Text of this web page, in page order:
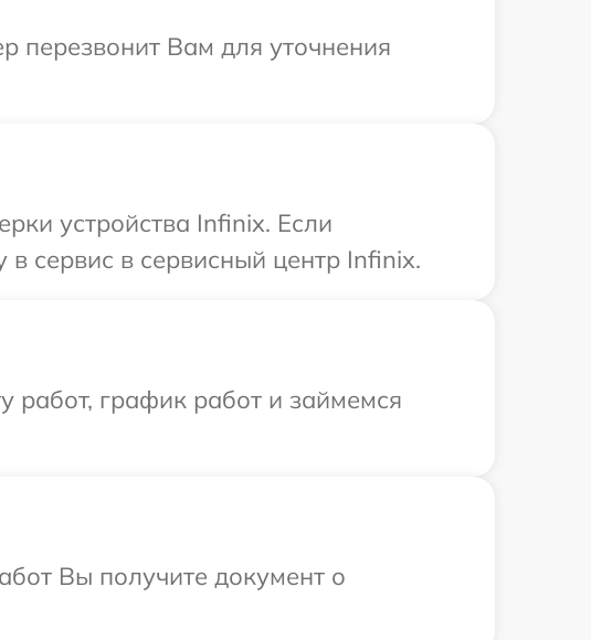
перезвонит Вам для уточнения
устройства Infinix. Если
сервис в сервисный центр Infinix.
работ, график работ и займемся
Вы получите документ о